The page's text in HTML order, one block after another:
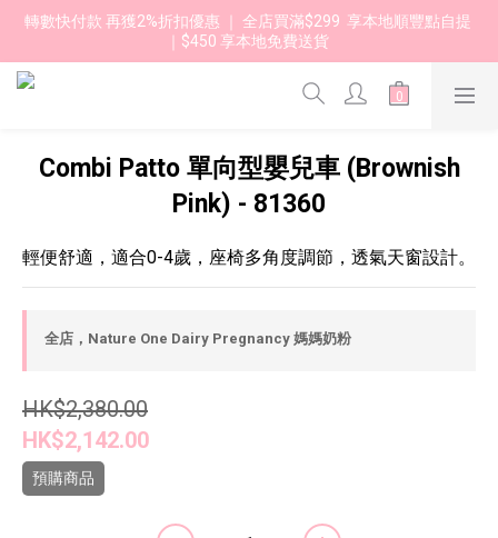
轉數快付款 再獲2%折扣優惠 ｜ 全店買滿$299  享本地順豐點自提
｜$450 享本地免費送貨
Combi Patto 單向型嬰兒車 (Brownish
Pink) - 81360
輕便舒適，適合0-4歲，座椅多角度調節，透氣天窗設計。
全店，Nature One Dairy Pregnancy 媽媽奶粉
HK$2,380.00
HK$2,142.00
預購商品